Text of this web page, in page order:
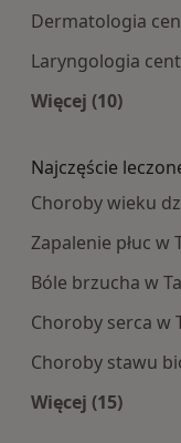
Dermatologia
Laryngologia
Więcej (10)
Najczęście
Choroby wieku
Zapalenie płuc w
Bóle brzucha w
Choroby serca w
Choroby stawu
Więcej (15)